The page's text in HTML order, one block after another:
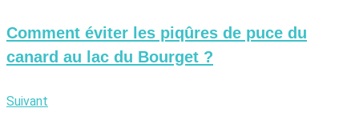
Comment éviter les piqûres de puce du
canard au lac du Bourget ?
Suivant